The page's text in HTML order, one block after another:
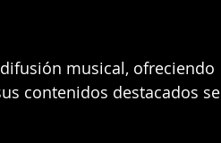
musical, ofreciendo
contenidos destacados se